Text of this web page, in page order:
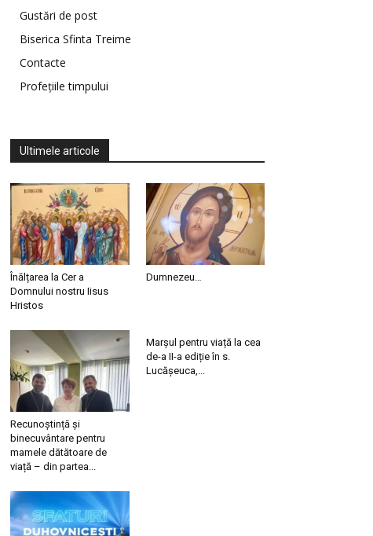
Gustări de post
Biserica Sfinta Treime
Contacte
Profețiile timpului
Ultimele articole
Înălțarea la Cer a
Domnului nostru Iisus
Hristos
Dumnezeu…
Recunoștință și
binecuvântare pentru
mamele dătătoare de
viață – din partea...
Marșul pentru viață la cea
de-a II-a ediție în s.
Lucășeuca,...